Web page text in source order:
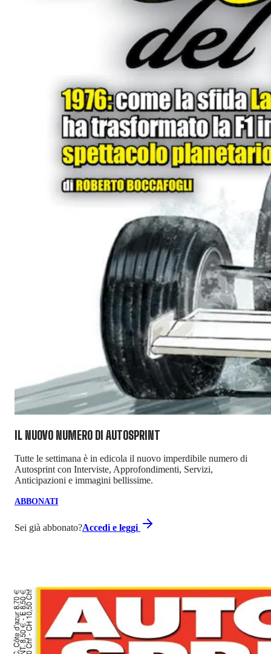
IL NUOVO NUMERO DI AUTOSPRINT
Tutte le settimana è in edicola il nuovo imperdibile numero di
Autosprint con Interviste, Approfondimenti, Servizi,
Anticipazioni e immagini bellissime.
ABBONATI
Sei già abbonato?Accedi e leggi